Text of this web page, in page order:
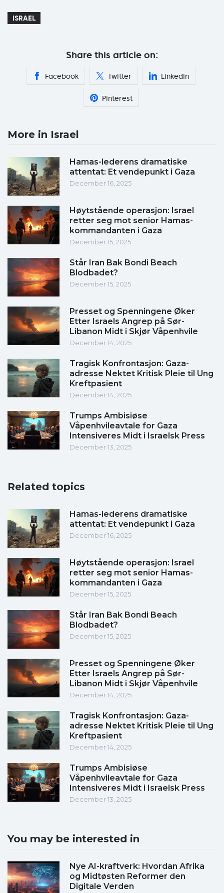
ISRAEL
Share this article on:
Facebook Twitter Linkedin
Pinterest
More in Israel
Hamas-lederens dramatiske
attentat: Et vendepunkt i Gaza
December 16, 2025
Høytstående operasjon: Israel
retter seg mot senior Hamas-
kommandanten i Gaza
December 15, 2025
Står Iran Bak Bondi Beach
Blodbadet?
December 15, 2025
Presset og Spenningene Øker
Etter Israels Angrep på Sør-
Libanon Midt i Skjør Våpenhvile
December 14, 2025
Tragisk Konfrontasjon: Gaza-
adresse Nektet Kritisk Pleie til Ung
Kreftpasient
December 14, 2025
Trumps Ambisiøse
Våpenhvileavtale for Gaza
Intensiveres Midt i Israelsk Press
December 13, 2025
Related topics
Hamas-lederens dramatiske
attentat: Et vendepunkt i Gaza
December 16, 2025
Høytstående operasjon: Israel
retter seg mot senior Hamas-
kommandanten i Gaza
December 15, 2025
Står Iran Bak Bondi Beach
Blodbadet?
December 15, 2025
Presset og Spenningene Øker
Etter Israels Angrep på Sør-
Libanon Midt i Skjør Våpenhvile
December 14, 2025
Tragisk Konfrontasjon: Gaza-
adresse Nektet Kritisk Pleie til Ung
Kreftpasient
December 14, 2025
Trumps Ambisiøse
Våpenhvileavtale for Gaza
Intensiveres Midt i Israelsk Press
December 13, 2025
You may be interested in
Nye AI-kraftverk: Hvordan Afrika
og Midtøsten Reformer den
Digitale Verden